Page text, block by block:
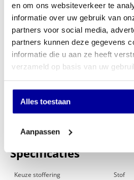
en om ons websiteverkeer te
informatie over uw gebruik van
partners voor social media,
partners kunnen deze gegevens
informatie die u aan ze heeft
verzameld op basis van uw
Alles toestaan
Aanpassen
Max belasting 120 kg
Garantie 3 jaar
INCL BTW: 398,00
EX BTW:
In mijn
Specificaties
Keuze stoffering Stof